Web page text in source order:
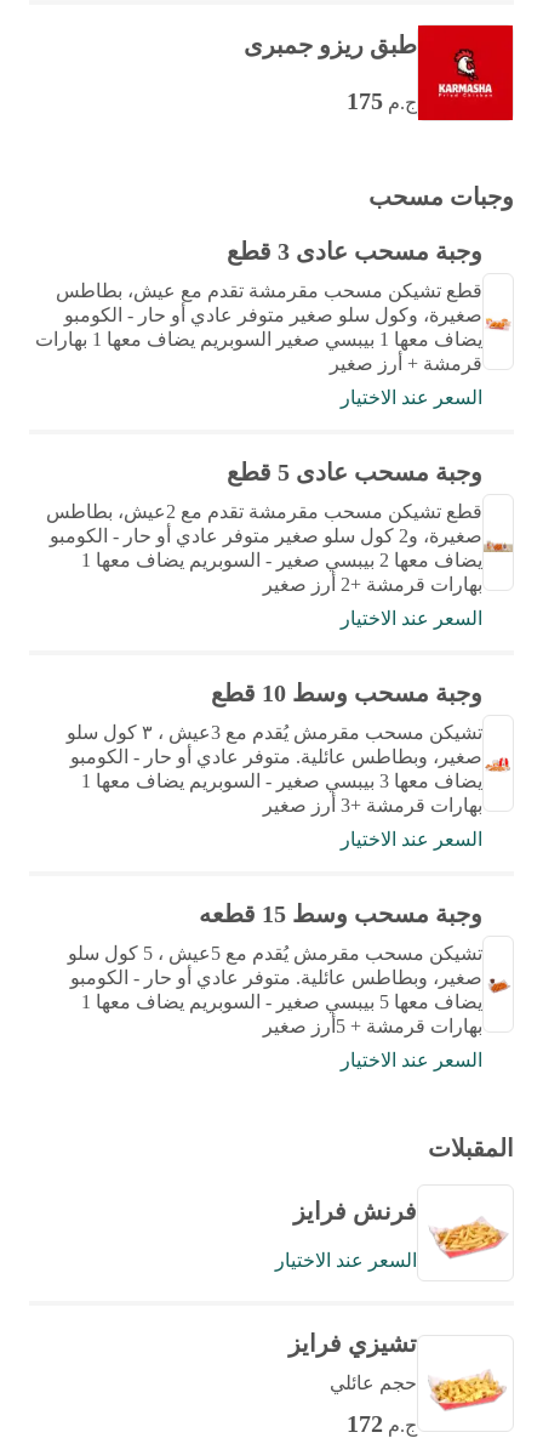
طبق ريزو جمبرى
ج.م 175
وجبات مسحب
وجبة مسحب عادى 3 قطع
قطع تشيكن مسحب مقرمشة تقدم مع عيش، بطاطس
صغيرة، وكول سلو صغير متوفر عادي أو حار - الكومبو
يضاف معها 1 بيبسي صغير السوبريم يضاف معها 1 بهارات
قرمشة + أرز صغير
السعر عند الاختيار
وجبة مسحب عادى 5 قطع
قطع تشيكن مسحب مقرمشة تقدم مع 2عيش، بطاطس
صغيرة، و2 كول سلو صغير متوفر عادي أو حار - الكومبو
يضاف معها 2 بيبسي صغير - السوبريم يضاف معها 1
بهارات قرمشة +2 أرز صغير
السعر عند الاختيار
وجبة مسحب وسط 10 قطع
تشيكن مسحب مقرمش يُقدم مع 3عيش ، ٣ كول سلو
صغير، وبطاطس عائلية. متوفر عادي أو حار - الكومبو
يضاف معها 3 بيبسي صغير - السوبريم يضاف معها 1
بهارات قرمشة +3 أرز صغير
السعر عند الاختيار
وجبة مسحب وسط 15 قطعه
تشيكن مسحب مقرمش يُقدم مع 5عيش ، 5 كول سلو
صغير، وبطاطس عائلية. متوفر عادي أو حار - الكومبو
يضاف معها 5 بيبسي صغير - السوبريم يضاف معها 1
بهارات قرمشة + 5أرز صغير
السعر عند الاختيار
المقبلات
فرنش فرايز
السعر عند الاختيار
تشيزي فرايز
حجم عائلي
ج.م 172